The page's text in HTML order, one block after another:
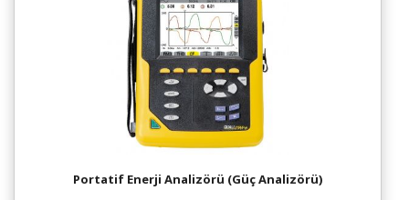
Portatif Enerji Analizörü (Güç Analizörü)